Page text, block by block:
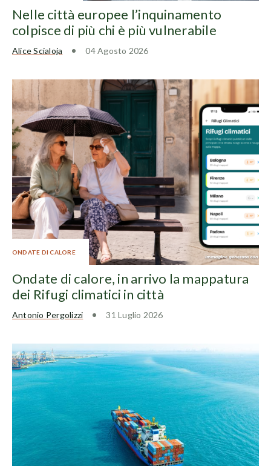
Nelle città europee l’inquinamento
colpisce di più chi è più vulnerabile
Alice Scialoja 04 Agosto 2026
ONDATE DI CALORE
Ondate di calore, in arrivo la mappatura
dei Rifugi climatici in città
Antonio Pergolizzi 31 Luglio 2026